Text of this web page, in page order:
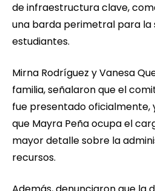
de infraestructura clave,
una barda perimetral para la
estudiantes.
Mirna Rodríguez y Vanesa
familia, señalaron que el
fue presentado oficialmente,
que Mayra Peña ocupa el
mayor detalle sobre la
recursos.